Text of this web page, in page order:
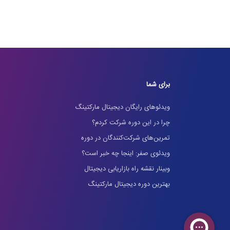
برای شما
ویدئوهای رایگان دیجیتال مارکتینگ
چرا در این دوره شرکت کردم؟
تمرین‌های شرکت‌کنندگان در دوره
ویدئوی صفر: اینجا چه خبر است؟
وبینار نقشه راه بازاریابی دیجیتال
بهترین دوره دیجیتال مارکتینگ